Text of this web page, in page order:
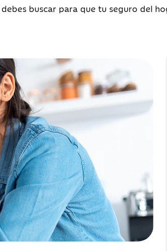
buscar para que tu seguro del